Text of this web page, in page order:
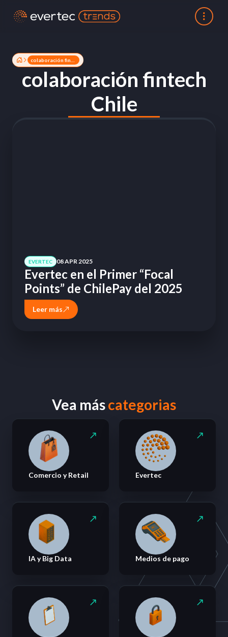
colaboración fintech
Chile
EVERTEC 08 APR 2025
Evertec en el Primer “Focal
Points” de ChilePay del 2025
Leer más
Vea máscategorias
Comercio y Retail Evertec
IA y Big Data Medios de pago